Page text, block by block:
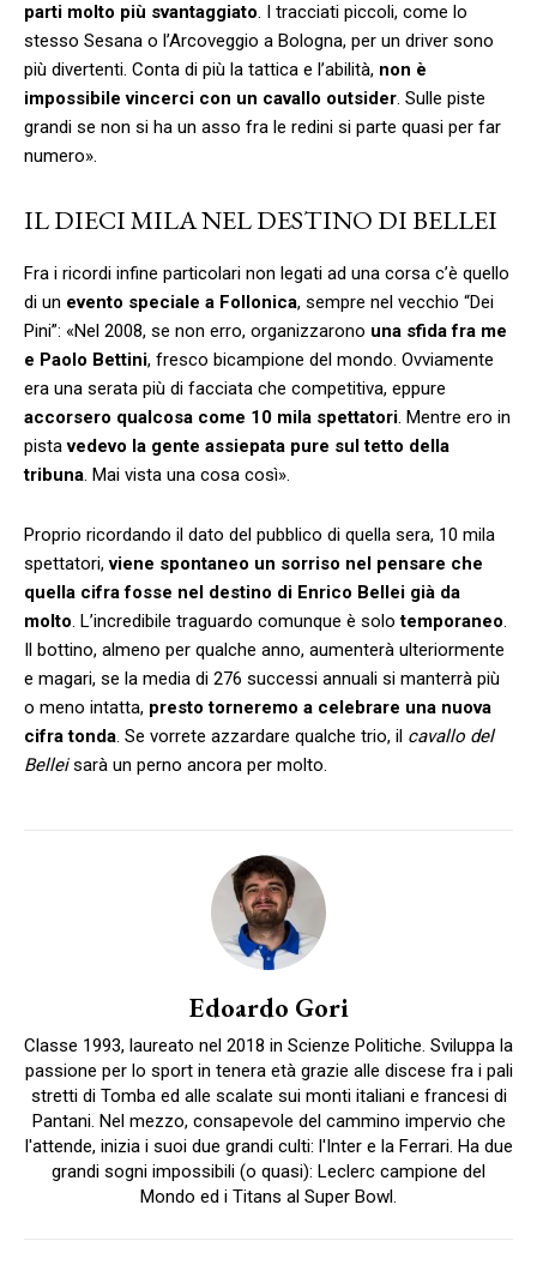
parti molto più svantaggiato. I tracciati piccoli, come lo
stesso Sesana o l’Arcoveggio a Bologna, per un driver sono
più divertenti. Conta di più la tattica e l’abilità, non è
impossibile vincerci con un cavallo outsider. Sulle piste
grandi se non si ha un asso fra le redini si parte quasi per far
numero».
IL DIECI MILA NEL DESTINO DI BELLEI
Fra i ricordi infine particolari non legati ad una corsa c’è quello
di un evento speciale a Follonica, sempre nel vecchio “Dei
Pini”: «Nel 2008, se non erro, organizzarono una sfida fra me
e Paolo Bettini, fresco bicampione del mondo. Ovviamente
era una serata più di facciata che competitiva, eppure
accorsero qualcosa come 10 mila spettatori. Mentre ero in
pistavedevo la gente assiepata pure sul tetto della
tribuna. Mai vista una cosa così».
Proprio ricordando il dato del pubblico di quella sera, 10 mila
spettatori,viene spontaneo un sorriso nel pensare che
quella cifra fosse nel destino di Enrico Bellei già da
molto. L’incredibile traguardo comunque è solotemporaneo.
Il bottino, almeno per qualche anno, aumenterà ulteriormente
e magari, se la media di 276 successi annuali si manterrà più
o meno intatta, presto torneremo a celebrare una nuova
cifra tonda. Se vorrete azzardare qualche trio, il cavallo del
Belleisarà un perno ancora per molto.
Edoardo Gori
Classe 1993, laureato nel 2018 in Scienze Politiche. Sviluppa la
passione per lo sport in tenera età grazie alle discese fra i pali
stretti di Tomba ed alle scalate sui monti italiani e francesi di
Pantani. Nel mezzo, consapevole del cammino impervio che
l'attende, inizia i suoi due grandi culti: l'Inter e la Ferrari. Ha due
grandi sogni impossibili (o quasi): Leclerc campione del
Mondo ed i Titans al Super Bowl.